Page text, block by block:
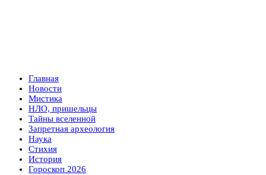
Главная
Новости
Мистика
НЛО, пришельцы
Тайны вселенной
Запретная археология
Наука
Стихия
История
Гороскоп 2026